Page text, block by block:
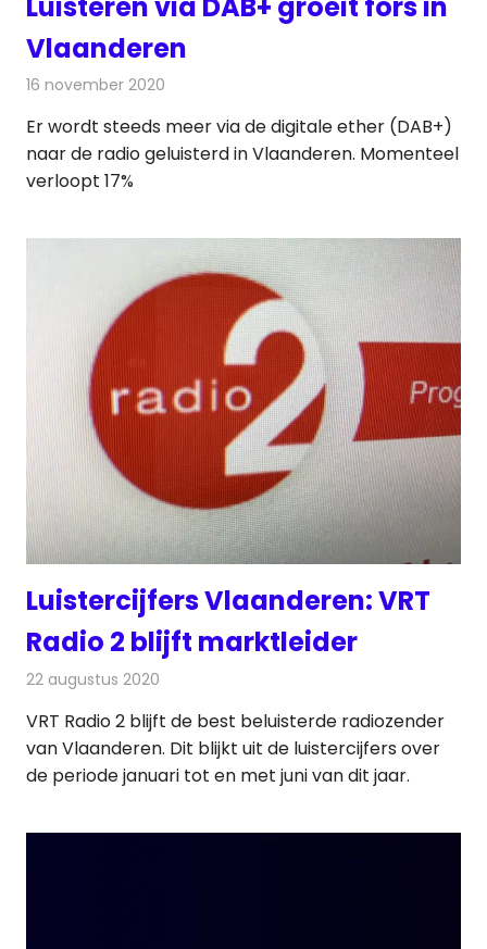
Vlaanderen
16 november 2020
Er wordt steeds meer via de digitale ether (DAB+)
naar de radio geluisterd in Vlaanderen. Momenteel
verloopt 17%
Luistercijfers Vlaanderen: VRT
Radio 2 blijft marktleider
22 augustus 2020
VRT Radio 2 blijft de best beluisterde radiozender
van Vlaanderen. Dit blijkt uit de luistercijfers over
de periode januari tot en met juni van dit jaar.